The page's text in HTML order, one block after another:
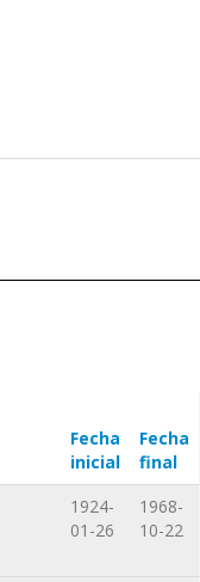
Fecha
inicial
Fecha
final
1924-
01-26
1968-
10-22